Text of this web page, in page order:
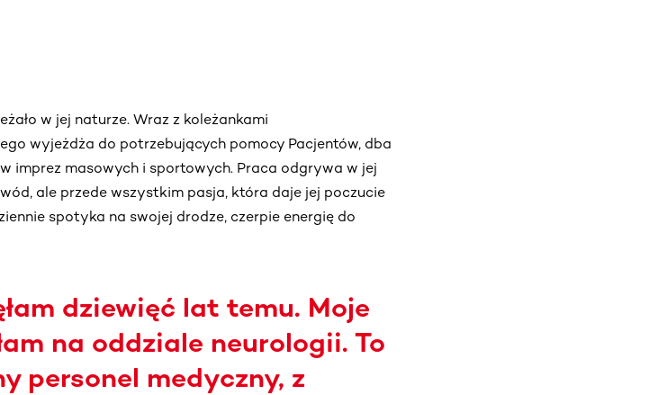
w jej naturze. Wraz z koleżankami
wyjeżdża do potrzebujących pomocy Pacjentów, dba
imprez masowych i sportowych. Praca odgrywa w jej
ale przede wszystkim pasja, która daje jej poczucie
spotyka na swojej drodze, czerpie energię do
dziewięć lat temu. Moje
na oddziale neurologii. To
personel medyczny, z